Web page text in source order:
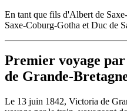
En tant que fils d'Albert de
Saxe-Coburg-Gotha et Duc de
Premier voyage
de Grande-
Le 13 juin 1842, Victoria de